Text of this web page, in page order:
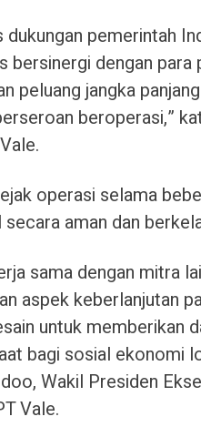
pemerintah
bersinergi dengan para
peluang jangka
beroperasi,”
operasi selama
aman dan
sama dengan mitra
aspek keberlanjutan
untuk memberikan
bagi sosial ekonomi
Wakil Presiden
Vale.